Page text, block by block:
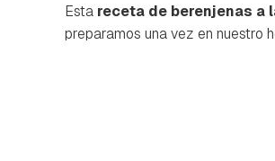
Esta receta de berenjenas a
preparamos una vez en nuestro